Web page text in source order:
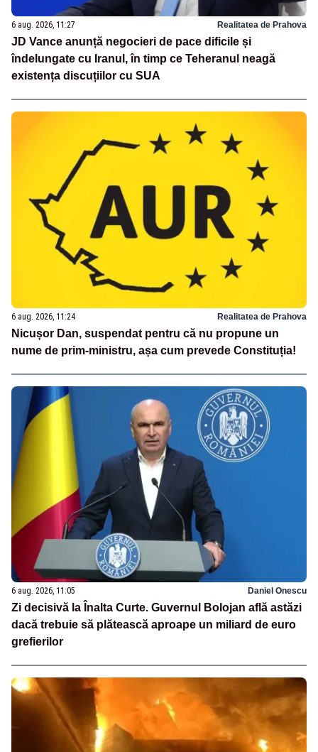
6 aug. 2026, 11:27 Realitatea de Prahova
JD Vance anunță negocieri de pace dificile și
îndelungate cu Iranul, în timp ce Teheranul neagă
existența discuțiilor cu SUA
6 aug. 2026, 11:24 Realitatea de Prahova
Nicușor Dan, suspendat pentru că nu propune un
nume de prim-ministru, așa cum prevede Constituția!
6 aug. 2026, 11:05 Daniel Onescu
Zi decisivă la Înalta Curte. Guvernul Bolojan află astăzi
dacă trebuie să plătească aproape un miliard de euro
grefierilor